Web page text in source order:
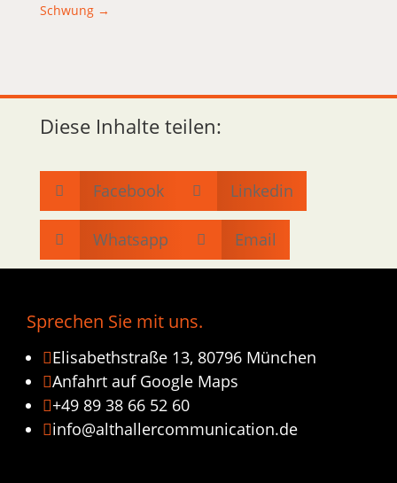
Schwung→
Diese Inhalte teilen:
 Facebook  Linkedin
 Whatsapp  Email
Sprechen Sie mit uns.
Elisabethstraße 13, 80796 München
Anfahrt auf Google Maps
+49 89 38 66 52 60
info@althallercommunication.de